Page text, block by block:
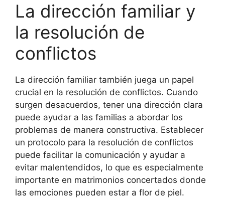
La dirección familiar y
la resolución de
conflictos
La dirección familiar también juega un papel
crucial en la resolución de conflictos. Cuando
surgen desacuerdos, tener una dirección clara
puede ayudar a las familias a abordar los
problemas de manera constructiva. Establecer
un protocolo para la resolución de conflictos
puede facilitar la comunicación y ayudar a
evitar malentendidos, lo que es especialmente
importante en matrimonios concertados donde
las emociones pueden estar a flor de piel.